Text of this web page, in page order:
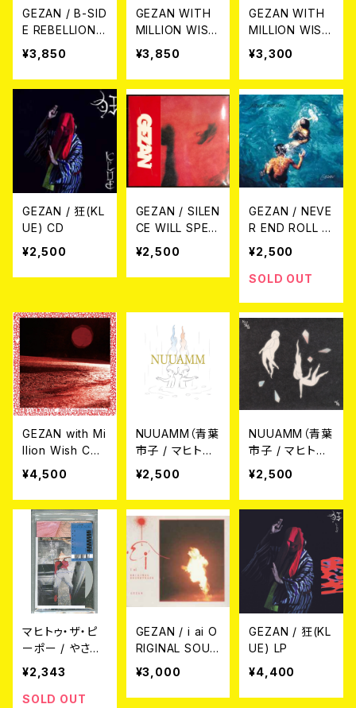
GEZAN / B-SID
E REBELLION L
P
¥3,850
GEZAN WITH
MILLION WISH
COLLECTIVE /
あのち LP
¥3,850
GEZAN WITH
MILLION WISH
COLLECTIVE /
あのち CD
¥3,300
GEZAN / 狂(KL
UE) CD
¥2,500
GEZAN / SILEN
CE WILL SPEA
K CD
¥2,500
GEZAN / NEVE
R END ROLL C
D
¥2,500
SOLD OUT
GEZAN with Mi
llion Wish Coll
ective / 旅する
複数形のSUN
DVD
¥4,500
NUUAMM（青葉
市子 / マヒトゥ・
ザ・ピーポー）/
NUUAMM CD
¥2,500
NUUAMM（青葉
市子 / マヒトゥ・
ザ・ピーポー) /
w/ave CD
¥2,500
マヒトゥ・ザ・ピ
ーポー / やさし
い哺乳類 CD
¥2,343
SOLD OUT
GEZAN / i ai O
RIGINAL SOUN
DTRACK CD
¥3,000
GEZAN / 狂(KL
UE) LP
¥4,400